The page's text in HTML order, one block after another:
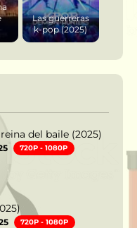
Las guerreras
k-pop (2025)
del baile (2025)
720P - 1080P
720P - 1080P